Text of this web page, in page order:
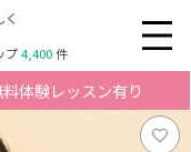
プ4,400件
料体験レッスン有り